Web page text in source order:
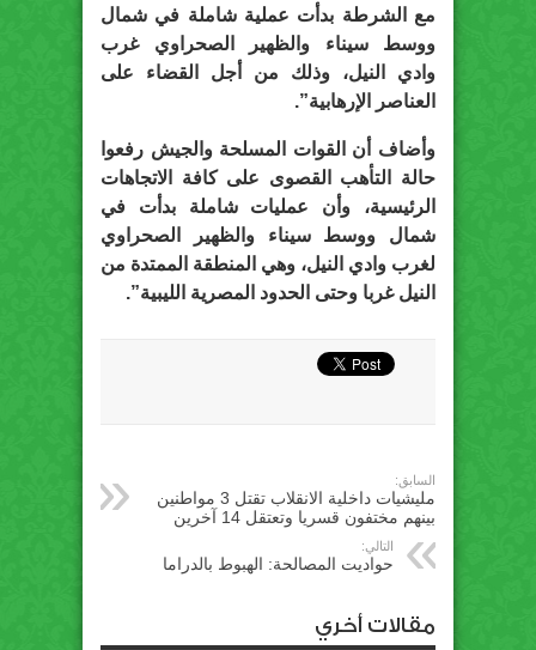
مع الشرطة بدأت عملية شاملة في شمال
ووسط سيناء والظهير الصحراوي غرب
وادي النيل، وذلك من أجل القضاء على
العناصر الإرهابية”.
وأضاف أن القوات المسلحة والجيش رفعوا
حالة التأهب القصوى على كافة الاتجاهات
الرئيسية، وأن عمليات شاملة بدأت في
شمال ووسط سيناء والظهير الصحراوي
لغرب وادي النيل، وهي المنطقة الممتدة من
النيل غربا وحتى الحدود المصرية الليبية”.
السابق:
مليشيات داخلية الانقلاب تقتل 3 مواطنين
بينهم مختفون قسريا وتعتقل 14 آخرين
التالي:
حواديت المصالحة: الهبوط بالدراما
مقالات أخري